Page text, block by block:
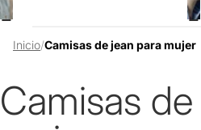
Inicio/Camisas de jean para mujer
Camisas